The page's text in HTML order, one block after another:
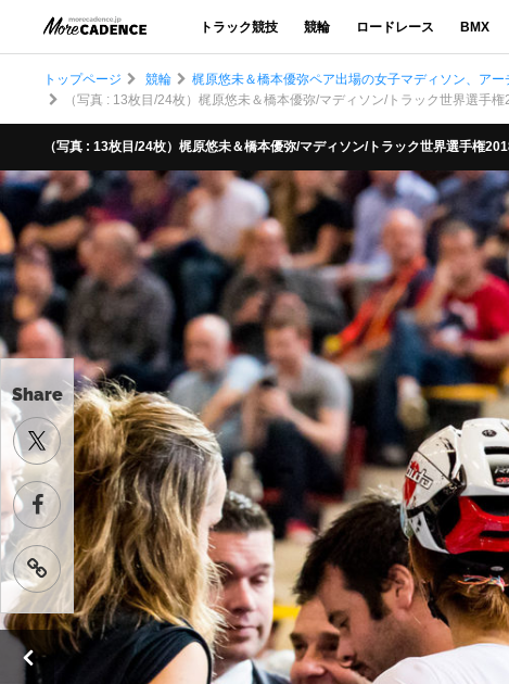
トラック競技 競輪 ロードレース BMX
Share
トップページ 競輪 梶原悠未＆橋本優弥ペア出場の女子マディソン、ア
（写真 : 13枚目/24枚）梶原悠未＆橋本優弥/マディソン/トラック世界選手権
（写真 : 13枚目/24枚）梶原悠未＆橋本優弥/マディソン/トラック世界選手権